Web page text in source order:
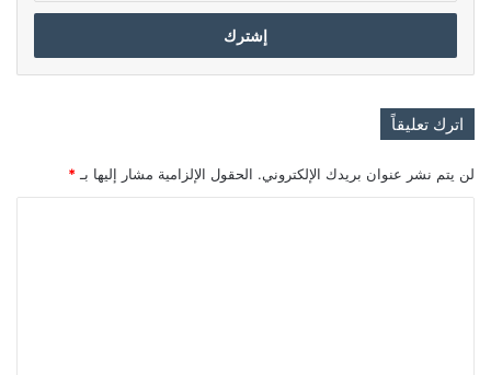
الإلكتروني
اترك تعليقاً
لن يتم نشر عنوان بريدك الإلكتروني. الحقول الإلزامية مشار إليها بـ *